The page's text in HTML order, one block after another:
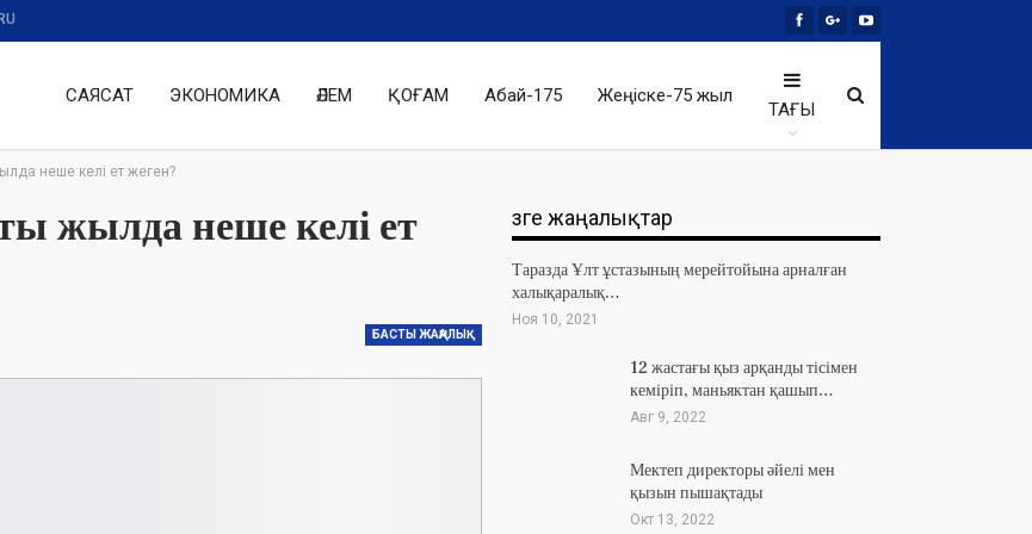
RU
САЯСАТ ЭКОНОМИКА ӘЛЕМ ҚОҒАМ Абай-175 Жеңіске-75 жыл
ТАҒЫ
неше келі ет жеген?
жылда неше келі ет
БАСТЫ ЖАҢАЛЫҚ
Өзге жаңалықтар
Таразда Ұлт ұстазының мерейтойына арналған
халықаралық…
Ноя 10, 2021
12 жастағы қыз арқанды тісімен
кеміріп, маньяктан қашып…
Авг 9, 2022
Мектеп директоры әйелі мен
қызын пышақтады
Окт 13, 2022